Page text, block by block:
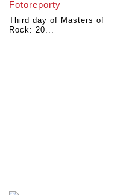
Fotoreporty
Third day of Masters of
Rock: 20...